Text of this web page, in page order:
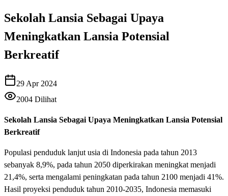
Sekolah Lansia Sebagai Upaya
Meningkatkan Lansia Potensial
Berkreatif
29 Apr 2024
2004 Dilihat
Sekolah Lansia Sebagai Upaya Meningkatkan Lansia Potensial
Berkreatif
Populasi penduduk lanjut usia di Indonesia pada tahun 2013
sebanyak 8,9%, pada tahun 2050 diperkirakan meningkat menjadi
21,4%, serta mengalami peningkatan pada tahun 2100 menjadi 41%.
Hasil proyeksi penduduk tahun 2010-2035, Indonesia memasuki